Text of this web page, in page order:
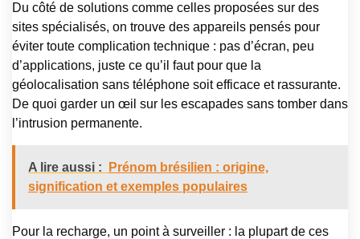
Du côté de solutions comme celles proposées sur des
sites spécialisés, on trouve des appareils pensés pour
éviter toute complication technique : pas d’écran, peu
d’applications, juste ce qu’il faut pour que la
géolocalisation sans téléphone soit efficace et rassurante.
De quoi garder un œil sur les escapades sans tomber dans
l’intrusion permanente.
A lire aussi :
Prénom brésilien : origine,
signification et exemples populaires
Pour la recharge, un point à surveiller : la plupart de ces